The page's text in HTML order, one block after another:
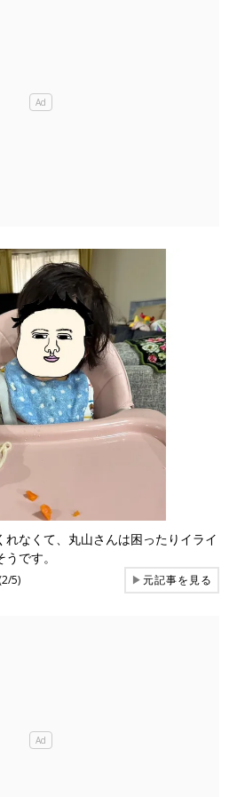
なくて、丸山さんは困ったりイライ
です。
5) ▶元記事を見る